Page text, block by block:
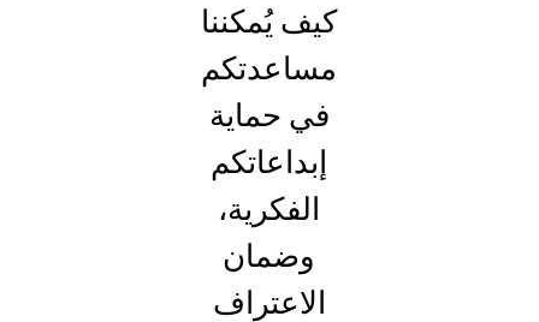
كيف يُمكننا
مساعدتكم
في حماية
إبداعاتكم
الفكرية،
وضمان
الاعتراف